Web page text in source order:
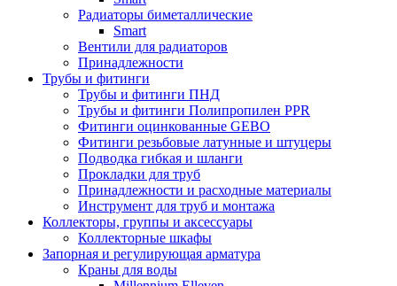
Радиаторы биметаллические
Smart
Вентили для радиаторов
Принадлежности
Трубы и фитинги
Трубы и фитинги ПНД
Трубы и фитинги Полипропилен PPR
Фитинги оцинкованные GEBO
Фитинги резьбовые латунные и штуцеры
Подводка гибкая и шланги
Прокладки для труб
Принадлежности и расходные материалы
Инструмент для труб и монтажа
Коллекторы, группы и аксессуары
Коллекторные шкафы
Запорная и регулирующая арматура
Краны для воды